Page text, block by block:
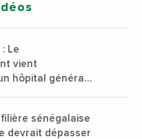
: Le
vient
hôpital général
filière sénégalaise
devrait dépasser